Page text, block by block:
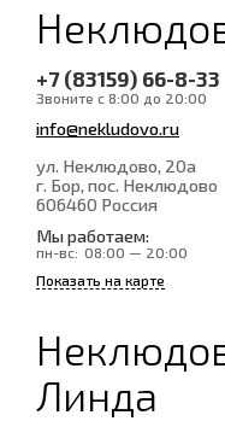
+7 (83159) 66-8-33
Звоните с 8:00 до 20:00
info@nekludovo.ru
ул. Неклюдово, 20а
г. Бор, пос. Неклюдово
606460 Россия
Мы работаем:
пн-вс: 08:00 — 20:00
Показать на карте
Линда